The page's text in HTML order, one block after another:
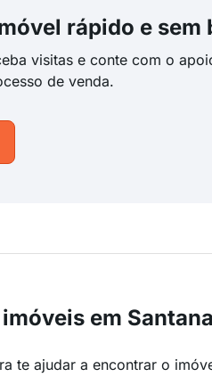
rápido e sem
visitas e conte com o
de venda.
em Santana
te ajudar a encontrar o